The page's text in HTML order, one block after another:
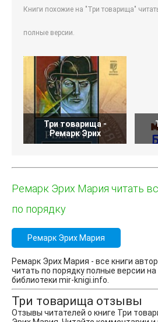
Книги похожие на "Три товарища"
полные версии.
Три товарища -
Ремарк Эрих
Ремарк Эрих Мария читать
по порядку
Ремарк Эрих Мария
Ремарк Эрих Мария - все книги
читать по порядку полные версии на
библиотеки mir-knigi.info.
Три товарища отзывы
Отзывы читателей о книге Три